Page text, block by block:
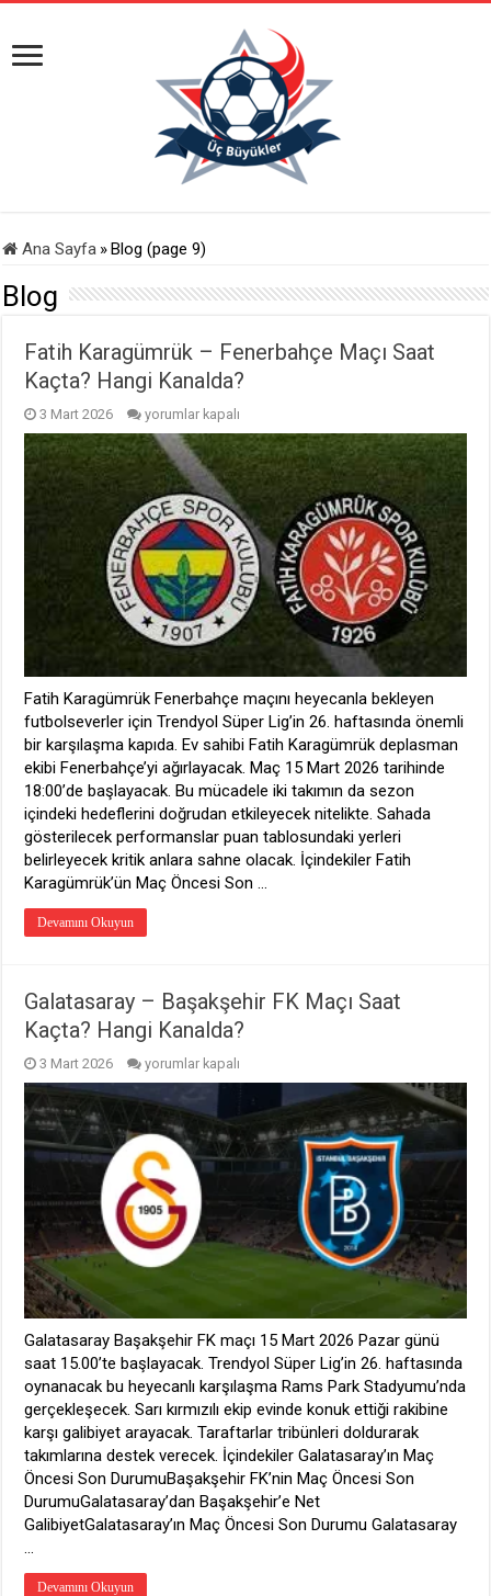
Ana Sayfa »Blog (page 9)
Blog
Fatih Karagümrük – Fenerbahçe Maçı Saat
Kaçta? Hangi Kanalda?
3 Mart 2026
Fatih
Karagümrük
–
Fenerbahçe
Maçı
Saat
Kaçta?
Hangi
Kanalda?
için
yorumlar kapalı
Fatih Karagümrük Fenerbahçe maçını heyecanla bekleyen
futbolseverler için Trendyol Süper Lig’in 26. haftasında önemli
bir karşılaşma kapıda. Ev sahibi Fatih Karagümrük deplasman
ekibi Fenerbahçe’yi ağırlayacak. Maç 15 Mart 2026 tarihinde
18:00’de başlayacak. Bu mücadele iki takımın da sezon
içindeki hedeflerini doğrudan etkileyecek nitelikte. Sahada
gösterilecek performanslar puan tablosundaki yerleri
belirleyecek kritik anlara sahne olacak. İçindekiler Fatih
Karagümrük’ün Maç Öncesi Son …
Devamını Okuyun
Galatasaray – Başakşehir FK Maçı Saat
Kaçta? Hangi Kanalda?
3 Mart 2026
Galatasaray
Başakşehir
Maçı
Saat
Kaçta?
Hangi
Kanalda?
için
yorumlar kapalı
Galatasaray Başakşehir FK maçı 15 Mart 2026 Pazar günü
saat 15.00’te başlayacak. Trendyol Süper Lig’in 26. haftasında
oynanacak bu heyecanlı karşılaşma Rams Park Stadyumu’nda
gerçekleşecek. Sarı kırmızılı ekip evinde konuk ettiği rakibine
karşı galibiyet arayacak. Taraftarlar tribünleri doldurarak
takımlarına destek verecek. İçindekiler Galatasaray’ın Maç
Öncesi Son DurumuBaşakşehir FK’nin Maç Öncesi Son
DurumuGalatasaray’dan Başakşehir’e Net
GalibiyetGalatasaray’ın Maç Öncesi Son Durumu Galatasaray
…
Devamını Okuyun